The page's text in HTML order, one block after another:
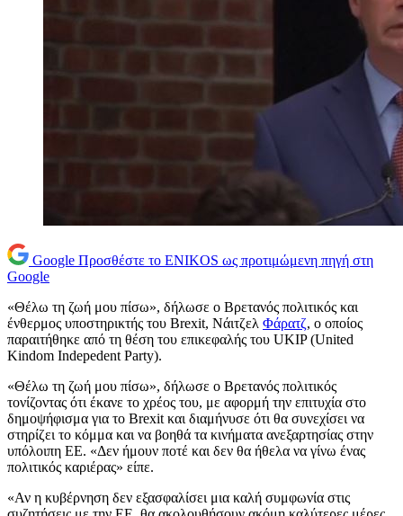
Google Προσθέστε το ENIKOS ως προτιμώμενη πηγή στη
Google
«Θέλω τη ζωή μου πίσω», δήλωσε ο Βρετανός πολιτικός και
ένθερμος υποστηρικτής του Brexit, Νάιτζελ Φάρατζ, ο οποίος
παραιτήθηκε από τη θέση του επικεφαλής του UKIP (United
Kindom Indepedent Party).
«Θέλω τη ζωή μου πίσω», δήλωσε ο Βρετανός πολιτικός
τονίζοντας ότι έκανε το χρέος του, με αφορμή την επιτυχία στο
δημοψήφισμα για το Brexit και διαμήνυσε ότι θα συνεχίσει να
στηρίζει το κόμμα και να βοηθά τα κινήματα ανεξαρτησίας στην
υπόλοιπη ΕΕ. «Δεν ήμουν ποτέ και δεν θα ήθελα να γίνω ένας
πολιτικός καριέρας» είπε.
«Αν η κυβέρνηση δεν εξασφαλίσει μια καλή συμφωνία στις